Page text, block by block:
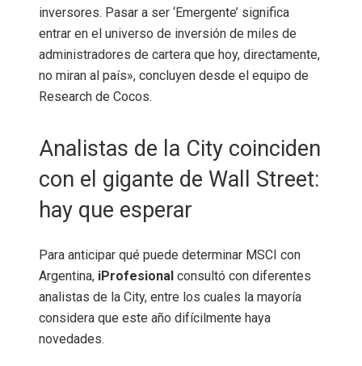
inversores. Pasar a ser ‘Emergente’ significa
entrar en el universo de inversión de miles de
administradores de cartera que hoy, directamente,
no miran al país», concluyen desde el equipo de
Research de Cocos.
Analistas de la City coinciden
con el gigante de Wall Street:
hay que esperar
Para anticipar qué puede determinar MSCI con
Argentina, iProfesional consultó con diferentes
analistas de la City, entre los cuales la mayoría
considera que este año difícilmente haya
novedades.